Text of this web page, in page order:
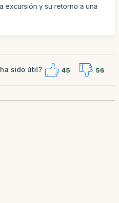
excursión y su retorno a una
sido útil? 45 56